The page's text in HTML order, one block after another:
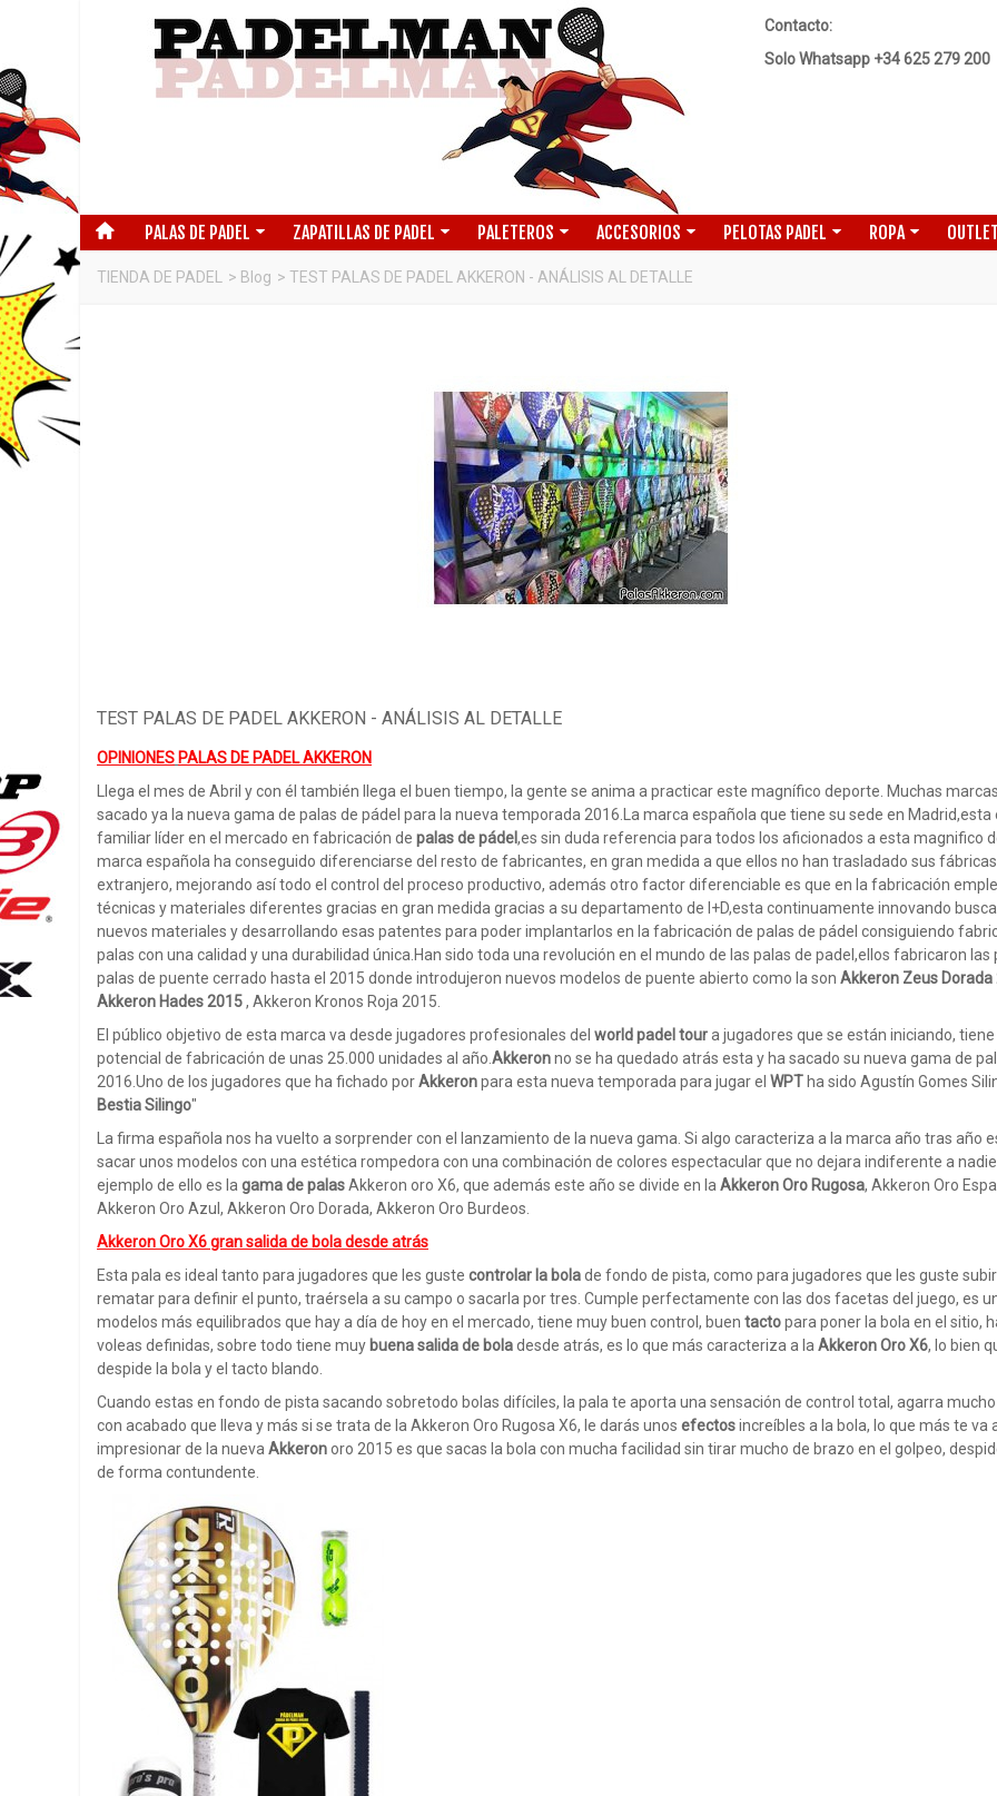
Contacto:
Solo Whatsapp +34 625 279 200
PALAS DE PADEL ZAPATILLAS DE PADEL PALETEROS ACCESORIOS PELOTAS PADEL ROPA
TIENDA DE PADEL > Blog > TEST PALAS DE PADEL AKKERON - ANÁLISIS AL DETALLE
TEST PALAS DE PADEL AKKERON - ANÁLISIS AL DETALLE
OPINION ES PALAS DE PADEL AKKERON
Llega el mes de Abril y con él también llega el buen tiempo, la gente se anima a practicar este magnífico deporte. Muchas
sacado ya la nueva gama de palas de pádel para la nueva temporada 2016.La marca española que tiene su sede en Madrid,esta
familiar líder en el mercado en fabricación de palas de pádel,es sin duda referencia para todos los aficionados a esta magnifico
marca española ha conseguido diferenciarse del resto de fabricantes, en gran medida a que ellos no han trasladado sus fábricas
extranjero, mejorando así todo el control del proceso productivo, además otro factor diferenciable es que en la fabricación
técnicas y materiales diferentes gracias en gran medida gracias a su departamento de I+D,esta continuamente innovando
nuevos materiales y desarrollando esas patentes para poder implantarlos en la fabricación de palas de pádel consiguiendo
palas con una calidad y una durabilidad única.Han sido toda una revolución en el mundo de las palas de padel,ellos fabricaron las
palas de puente cerrado hasta el 2015 donde introdujeron nuevos modelos de puente abierto como la son Akkeron Zeus Dorada
Akkeron Hades 2015, Akkeron Kronos Roja 2015.
El público objetivo de esta marca va desde jugadores profesionales del world padel toura jugadores que se están iniciando, tiene
potencial de fabricación de unas 25.000 unidades al año. Akkeronno se ha quedado atrás esta y ha sacado su nueva gama de
2016.Uno de los jugadores que ha fichado porAkkeronpara esta nueva temporada para jugar el WPT ha sido Agustín Gomes
Bestia Silingo"
La firma española nos ha vuelto a sorprender con el lanzamiento de la nueva gama. Si algo caracteriza a la marca año tras año
sacar unos modelos con una estética rompedora con una combinación de colores espectacular que no dejara indiferente a
ejemplo de ello es la gama de palasAkkeron oro X6, que además este año se divide en la Akkeron Oro Rugosa, Akkeron Oro
Akkeron Oro Azul, Akkeron Oro Dorada, Akkeron Oro Burdeos.
Akkeron Oro X6 gran salida de bola desde atrás
Esta pala es ideal tanto para jugadores que les guste controlar la bolade fondo de pista, como para jugadores que les guste
rematar para definir el punto, traérsela a su campo o sacarla por tres. Cumple perfectamente con las dos facetas del juego, es
modelos más equilibrados que hay a día de hoy en el mercado, tiene muy buen control, buen tactopara poner la bola en el sitio,
voleas definidas, sobre todo tiene muy buena salida de boladesde atrás, es lo que más caracteriza a la Akkeron Oro X6, lo bien
despide la bola y el tacto blando.
Cuando estas en fondo de pista sacando sobretodo bolas difíciles, la pala te aporta una sensación de control total, agarra mucho
con acabado que lleva y más si se trata de la Akkeron Oro Rugosa X6, le darás unos efectosincreíbles a la bola, lo que más te va
impresionar de la nueva Akkeronoro 2015 es que sacas la bola con mucha facilidad sin tirar mucho de brazo en el golpeo,
de forma contundente.